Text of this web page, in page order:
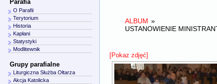
ALBUM »
USTANOWIENIE
[Pokaz zdjęć]
Parafia
O Parafii
Terytorium
Historia
Kapłani
Statystyki
Modlitewnik
Grupy parafialne
Liturgiczna Służba Ołtarza
Akcja Katolicka